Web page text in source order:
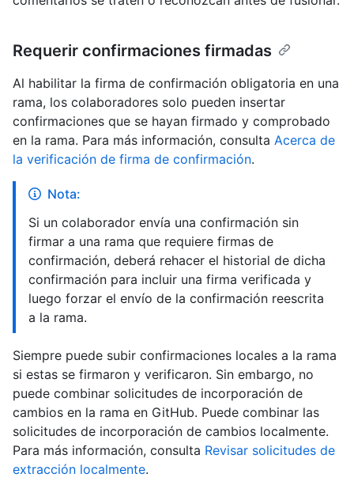
Requerir confirmaciones firmadas
Al habilitar la firma de confirmación obligatoria en una
rama, los colaboradores solo pueden insertar
confirmaciones que se hayan firmado y comprobado
en la rama. Para más información, consulta Acerca de
la verificación de firma de confirmación.
Nota:
Si un colaborador envía una confirmación sin
firmar a una rama que requiere firmas de
confirmación, deberá rehacer el historial de dicha
confirmación para incluir una firma verificada y
luego forzar el envío de la confirmación reescrita
a la rama.
Siempre puede subir confirmaciones locales a la rama
si estas se firmaron y verificaron. Sin embargo, no
puede combinar solicitudes de incorporación de
cambios en la rama en GitHub. Puede combinar las
solicitudes de incorporación de cambios localmente.
Para más información, consulta Revisar solicitudes de
extracción localmente.